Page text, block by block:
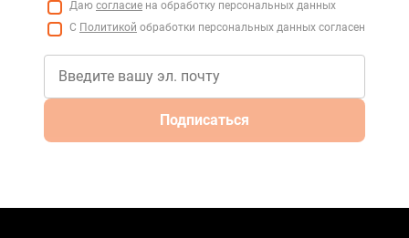
Даю согласие на обработку персональных данных
С Политикой обработки персональных данных согласен
Подписаться